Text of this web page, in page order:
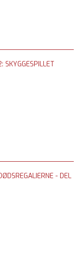
SKYGGESPILLET
- DEL